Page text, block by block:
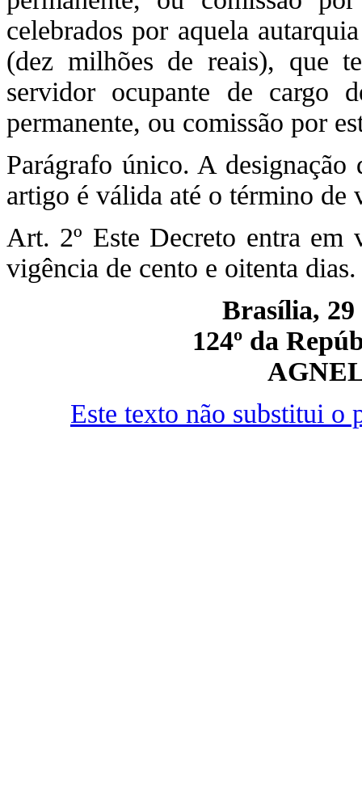
celebrados por aquela
(dez milhões de reais), que
servidor ocupante de cargo
permanente, ou comissão por
Parágrafo único. A
artigo é válida até o término de
Art. 2º Este Decreto entra em
vigência de cento e oitenta dias.
Brasília, 29
124º da
Este texto não substitui o